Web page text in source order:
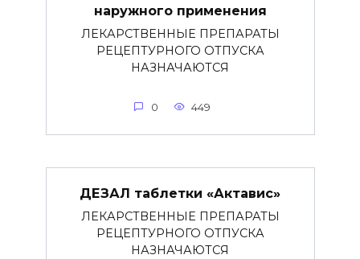
наружного применения
ЛЕКАРСТВЕННЫЕ ПРЕПАРАТЫ
РЕЦЕПТУРНОГО ОТПУСКА
НАЗНАЧАЮТСЯ
0 449
ДЕЗАЛ таблетки «Актавис»
ЛЕКАРСТВЕННЫЕ ПРЕПАРАТЫ
РЕЦЕПТУРНОГО ОТПУСКА
НАЗНАЧАЮТСЯ